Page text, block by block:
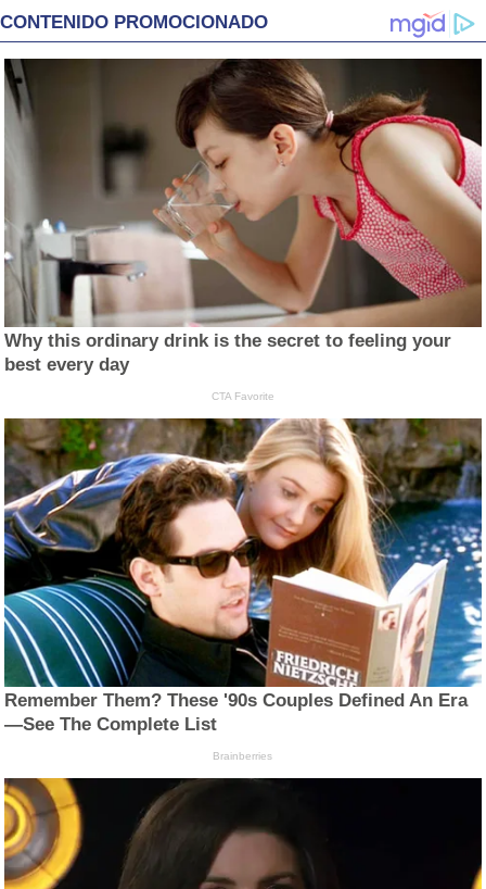
CONTENIDO PROMOCIONADO
Why this ordinary drink is the secret to feeling your
best every day
CTA Favorite
Remember Them? These '90s Couples Defined An Era
—See The Complete List
Brainberries